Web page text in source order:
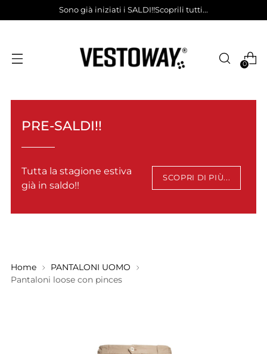
Sono già iniziati i SALDI!!Scoprili tutti...
0
PRE-SALDI!!
Tutta la stagione estiva
già in saldo!!
SCOPRI DI PIÙ...
Home
PANTALONI UOMO
Pantaloni loose con pinces